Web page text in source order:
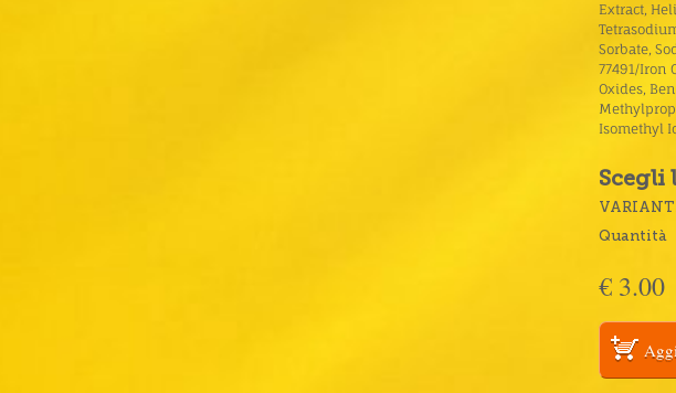
Extract,
Sorbate,
77491/Iron
Oxides,
Isomethyl
Scegli
Quantità
€ 3.00